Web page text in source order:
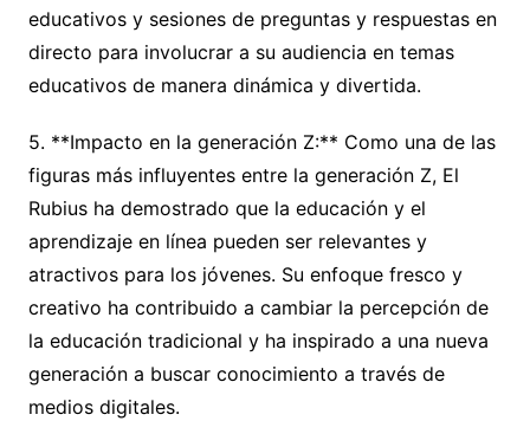
educativos y sesiones de preguntas y respuestas en
directo para involucrar a su audiencia en temas
educativos de manera dinámica y divertida.
5. **Impacto en la generación Z:** Como una de las
figuras más influyentes entre la generación Z, El
Rubius ha demostrado que la educación y el
aprendizaje en línea pueden ser relevantes y
atractivos para los jóvenes. Su enfoque fresco y
creativo ha contribuido a cambiar la percepción de
la educación tradicional y ha inspirado a una nueva
generación a buscar conocimiento a través de
medios digitales.